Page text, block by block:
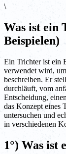
\
Was ist
Beispielen)
Ein Trichter ist ein
verwendet wird,
beschreiben. Er
durchläuft, vom
Entscheidung,
das Konzept eines
untersuchen und
in verschiedenen
1°) Was ist